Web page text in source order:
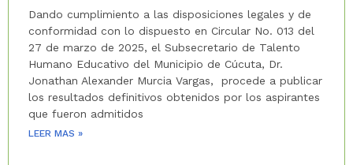
Dando cumplimiento a las disposiciones legales y de
conformidad con lo dispuesto en Circular No. 013 del
27 de marzo de 2025, el Subsecretario de Talento
Humano Educativo del Municipio de Cúcuta, Dr.
Jonathan Alexander Murcia Vargas, procede a publicar
los resultados definitivos obtenidos por los aspirantes
que fueron admitidos
LEER MAS »